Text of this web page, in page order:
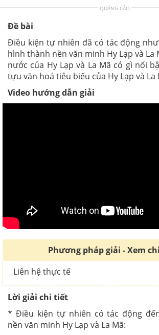
QUẢNG CÁO
Đề bài
Điều kiện tự nhiên đã có tác động
hình thành nền văn minh Hy Lạp và La
nước của Hy Lạp và La Mã có gì nổi
tựu văn hoá tiêu biếu của Hy Lạp và La
Video hướng dẫn giải
Phương pháp giải - Xem
Liên hệ thực tế
Lời giải chi tiết
* Điều kiện tự nhiên có tác động
nền văn minh Hy Lạp và La Mã: